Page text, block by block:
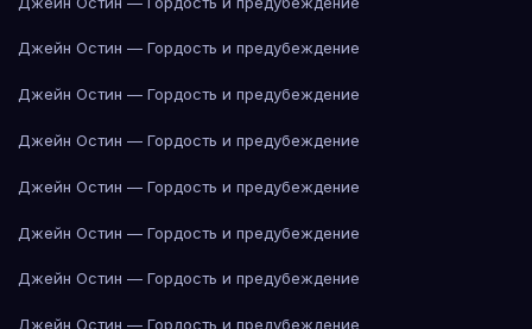
Джейн Остин — Гордость и предубеждение
Джейн Остин — Гордость и предубеждение
Джейн Остин — Гордость и предубеждение
Джейн Остин — Гордость и предубеждение
Джейн Остин — Гордость и предубеждение
Джейн Остин — Гордость и предубеждение
Джейн Остин — Гордость и предубеждение